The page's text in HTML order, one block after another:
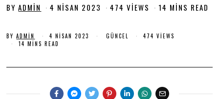
BYADMIN 4 NISAN 2023
R
I
2
474 VIEWS 14 MINS READ
BYADMIN 4 NISAN 2023
K
2
GÜNCEL
474 VIEWS
14 MINS READ